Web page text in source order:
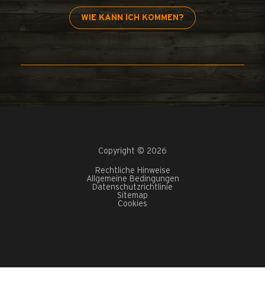
WIE KANN ICH KOMMEN?
Copyright © 2026
Rechtliche Hinweise
Allgemeine Bedingungen
Datenschutzrichtlinie
Sitemap
Cookies